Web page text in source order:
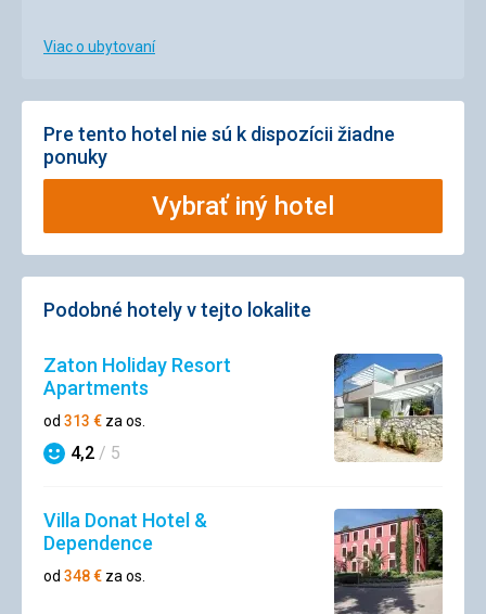
Viac o ubytovaní
Pre tento hotel nie sú k dispozícii žiadne
ponuky
Vybrať iný hotel
Podobné hotely v tejto lokalite
Zaton Holiday Resort
Apartments
od 313 € za os.
Hodnotenie
4,2 / 5
Villa Donat Hotel &
Dependence
od 348€ za os.